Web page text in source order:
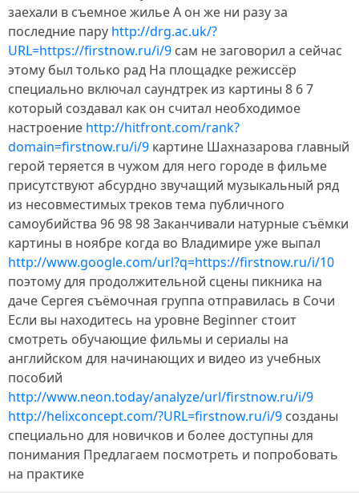
заехали в съемное жилье А он же ни разу за
последние пару http://drg.ac.uk/?
URL=https://firstnow.ru/i/9 сам не заговорил а сейчас
этому был только рад На площадке режиссёр
специально включал саундтрек из картины 8 6 7
который создавал как он считал необходимое
настроение http://hitfront.com/rank?
domain=firstnow.ru/i/9 картине Шахназарова главный
герой теряется в чужом для него городе в фильме
присутствуют абсурдно звучащий музыкальный ряд
из несовместимых треков тема публичного
самоубийства 96 98 98 Заканчивали натурные съёмки
картины в ноябре когда во Владимире уже выпал
http://www.google.com/url?q=https://firstnow.ru/i/10
поэтому для продолжительной сцены пикника на
даче Сергея съёмочная группа отправилась в Сочи
Если вы находитесь на уровне Beginner стоит
смотреть обучающие фильмы и сериалы на
английском для начинающих и видео из учебных
пособий
http://www.neon.today/analyze/url/firstnow.ru/i/9
http://helixconcept.com/?URL=firstnow.ru/i/9 созданы
специально для новичков и более доступны для
понимания Предлагаем посмотреть и попробовать
на практике